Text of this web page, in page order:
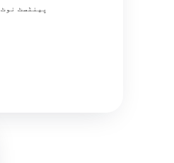
پینٹسٹ نوٹ